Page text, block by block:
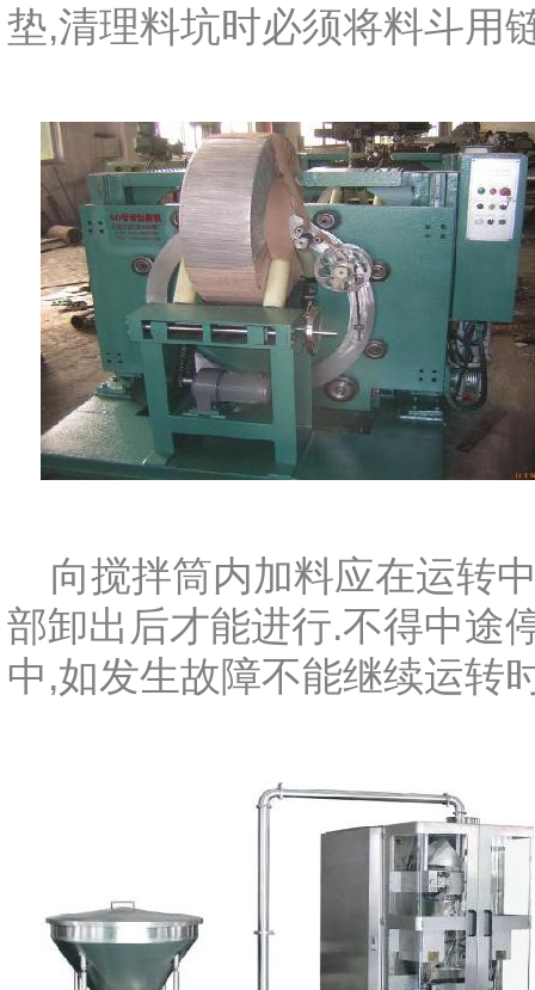
垫,清理料坑时必须将料斗用
向搅拌筒内加料应在运转
部卸出后才能进行.不得中途
中,如发生故障不能继续运转